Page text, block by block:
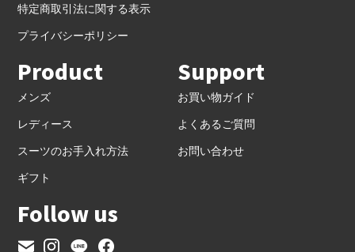
特定商取引法に関する表示
プライバシーポリシー
Product
メンズ
レディース
スーツのお手入れ方法
ギフト
Support
お買い物ガイド
よくあるご質問
お問い合わせ
Follow us